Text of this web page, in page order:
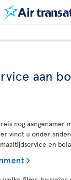
aan
nog aangenamer
vindt u onder
en